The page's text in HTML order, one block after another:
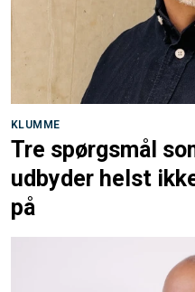
KLUMME
Tre spørgsmål
udbyder helst
på